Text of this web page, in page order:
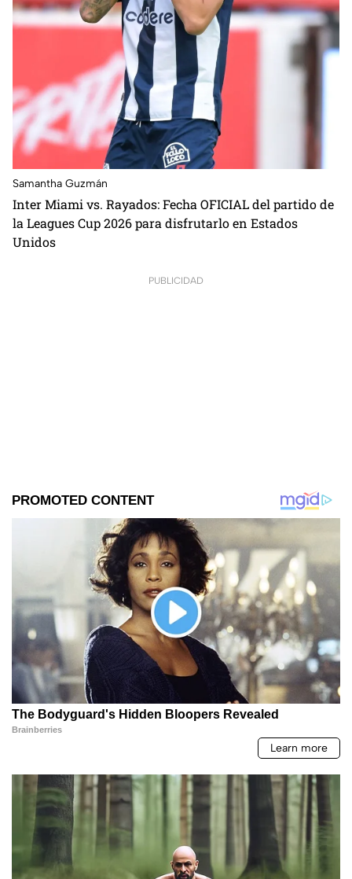
Samantha Guzmán
Inter Miami vs. Rayados: Fecha OFICIAL del partido de
la Leagues Cup 2026 para disfrutarlo en Estados
Unidos
PUBLICIDAD